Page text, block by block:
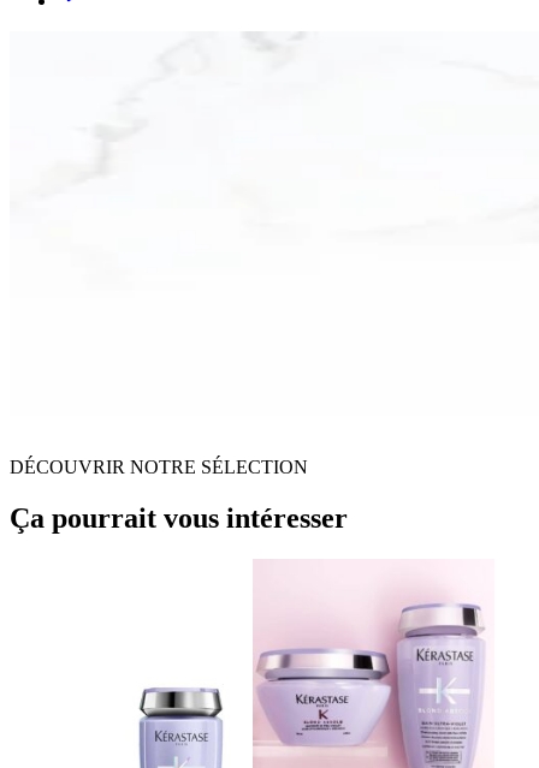
DÉCOUVRIR NOTRE SÉLECTION
Ça pourrait vous intéresser